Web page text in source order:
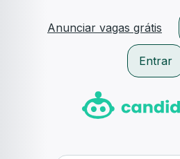
Anunciar vagas grátis
Entrar